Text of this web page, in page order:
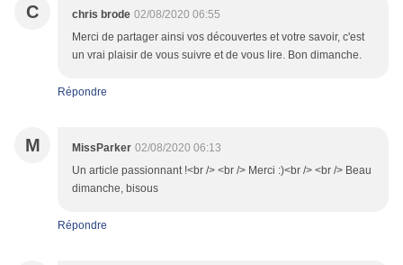
C chris brode 02/08/2020 06:55
Merci de partager ainsi vos découvertes et votre savoir, c'est
un vrai plaisir de vous suivre et de vous lire. Bon dimanche.
Répondre
M MissParker 02/08/2020 06:13
Un article passionnant !<br /> <br /> Merci :)<br /> <br /> Beau
dimanche, bisous
Répondre